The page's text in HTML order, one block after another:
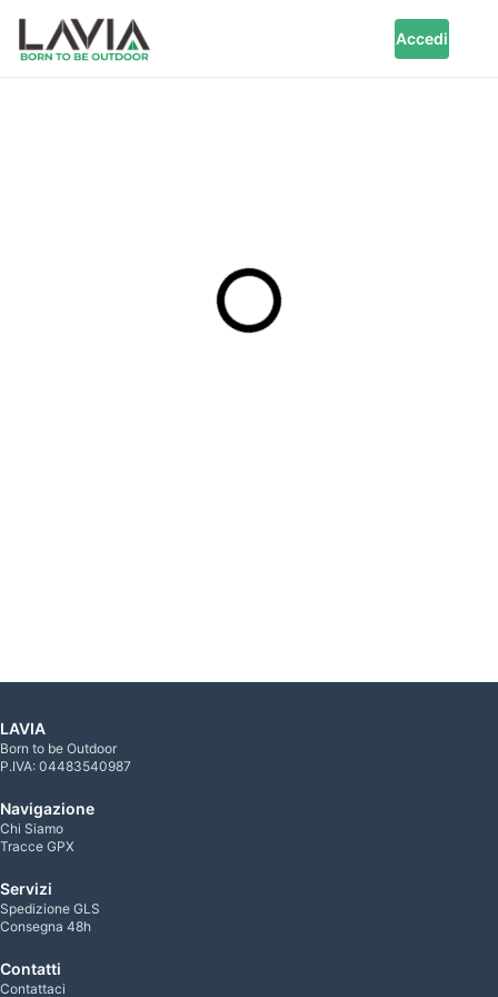
Accedi
LAVIA
Born to be Outdoor
P.IVA: 04483540987
Navigazione
Chi Siamo
Tracce GPX
Servizi
Spedizione GLS
Consegna 48h
Contatti
Contattaci